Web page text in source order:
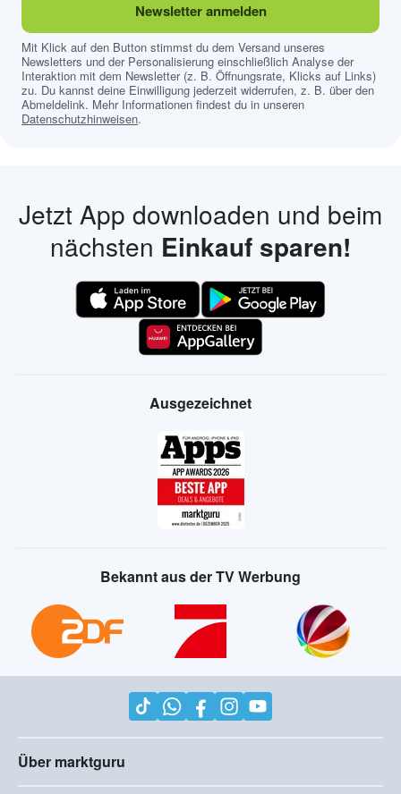
Newsletter anmelden
Mit Klick auf den Button stimmst du dem Versand unseres
Newsletters und der Personalisierung einschließlich Analyse der
Interaktion mit dem Newsletter (z. B. Öffnungsrate, Klicks auf Links)
zu. Du kannst deine Einwilligung jederzeit widerrufen, z. B. über den
Abmeldelink. Mehr Informationen findest du in unseren
Datenschutzhinweisen.
Jetzt App downloaden und beim
nächsten Einkauf sparen!
Ausgezeichnet
Bekannt aus der TV Werbung
Über marktguru